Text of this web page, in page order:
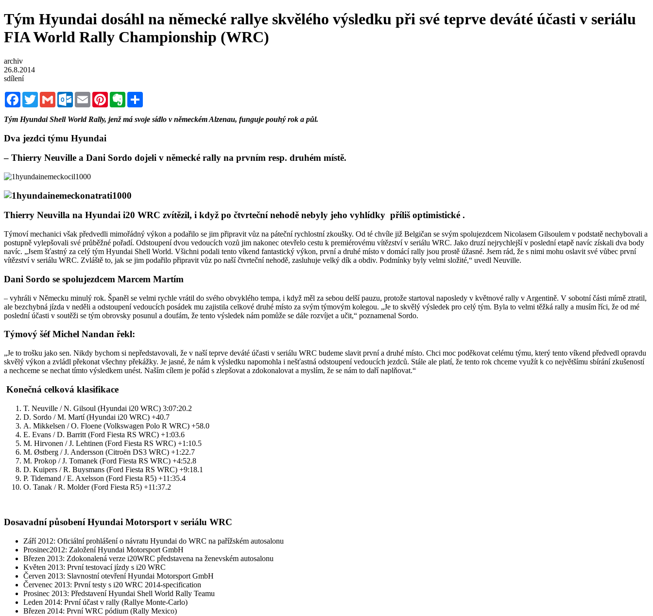
Tým Hyundai dosáhl na německé rallye skvělého výsledku při své teprve deváté účasti v seriálu
FIA World Rally Championship (WRC)
archiv
26.8.2014
sdílení
FacebookTwitterGmail Outlook.com
Email PinterestEvernote
Tým Hyundai Shell World Rally, jenž má svoje sídlo v německém Alzenau, funguje pouhý rok a půl.
Dva jezdci týmu Hyundai
– Thierry Neuville a Dani Sordo dojeli v německé rally na prvním resp. druhém místě.
Thierry Neuvilla na Hyundai i20 WRC zvítězil, i když po čtvrteční nehodě nebyly jeho vyhlídky příliš optimistické .
Týmoví mechanici však předvedli mimořádný výkon a podařilo se jim připravit vůz na páteční rychlostní zkoušky. Od té chvíle již Belgičan se svým spolujezdcem Nicolasem Gilsoulem v podstatě nechybovali a
postupně vylepšovali své průběžné pořadí. Odstoupení dvou vedoucích vozů jim nakonec otevřelo cestu k premiérovému vítězství v seriálu WRC. Jako druzí nejrychlejší v poslední etapě navíc získali dva body
navíc. „Jsem šťastný za celý tým Hyundai Shell World. Všichni podali tento víkend fantastický výkon, první a druhé místo v domácí rally jsou prostě úžasné. Jsem rád, že s nimi mohu oslavit své vůbec první
vítězství v seriálu WRC. Zvláště to, jak se jim podařilo připravit vůz po naší čtvrteční nehodě, zasluhuje velký dík a obdiv. Podmínky byly velmi složité,“ uvedl Neuville.
Dani Sordo se spolujezdcem Marcem Martím
– vyhráli v Německu minulý rok. Španěl se velmi rychle vrátil do svého obvyklého tempa, i když měl za sebou delší pauzu, protože startoval naposledy v květnové rally v Argentině. V sobotní části mírně ztratil,
ale bezchybná jízda v neděli a odstoupení vedoucích posádek mu zajistila celkové druhé místo za svým týmovým kolegou. „Je to skvělý výsledek pro celý tým. Byla to velmi těžká rally a musím říci, že od mé
poslední účasti v soutěži se tým obrovsky posunul a doufám, že tento výsledek nám pomůže se dále rozvíjet a učit,“ poznamenal Sordo.
Týmový šéf Michel Nandan řekl:
„Je to trošku jako sen. Nikdy bychom si nepředstavovali, že v naší teprve deváté účasti v seriálu WRC budeme slavit první a druhé místo. Chci moc poděkovat celému týmu, který tento víkend předvedl opravdu
skvělý výkon a zvládl překonat všechny překážky. Je jasné, že nám k výsledku napomohla i nešťastná odstoupení vedoucích jezdců. Stále ale platí, že tento rok chceme využít k co největšímu sbírání zkušeností
a nechceme se nechat tímto výsledkem unést. Naším cílem je pořád s zlepšovat a zdokonalovat a myslím, že se nám to daří naplňovat.“
Konečná celková klasifikace
T. Neuville / N. Gilsoul (Hyundai i20 WRC) 3:07:20.2
D. Sordo / M. Martí (Hyundai i20 WRC) +40.7
A. Mikkelsen / O. Floene (Volkswagen Polo R WRC) +58.0
E. Evans / D. Barritt (Ford Fiesta RS WRC) +1:03.6
M. Hirvonen / J. Lehtinen (Ford Fiesta RS WRC) +1:10.5
M. Østberg / J. Andersson (Citroën DS3 WRC) +1:22.7
M. Prokop / J. Tomanek (Ford Fiesta RS WRC) +4:52.8
D. Kuipers / R. Buysmans (Ford Fiesta RS WRC) +9:18.1
P. Tidemand / E. Axelsson (Ford Fiesta R5) +11:35.4
O. Tanak / R. Molder (Ford Fiesta R5) +11:37.2
Dosavadní působení Hyundai Motorsport v seriálu WRC
Září 2012: Oficiální prohlášení o návratu Hyundai do WRC na pařížském autosalonu
Prosinec2012: Založení Hyundai Motorsport GmbH
Březen 2013: Zdokonalená verze i20WRC představena na ženevském autosalonu
Květen 2013: První testovací jízdy s i20 WRC
Červen 2013: Slavnostní otevření Hyundai Motorsport GmbH
Červenec 2013: První testy s i20 WRC 2014-specification
Prosinec 2013: Představení Hyundai Shell World Rally Teamu
Leden 2014: První účast v rally (Rallye Monte-Carlo)
Březen 2014: První WRC pódium (Rally Mexico)